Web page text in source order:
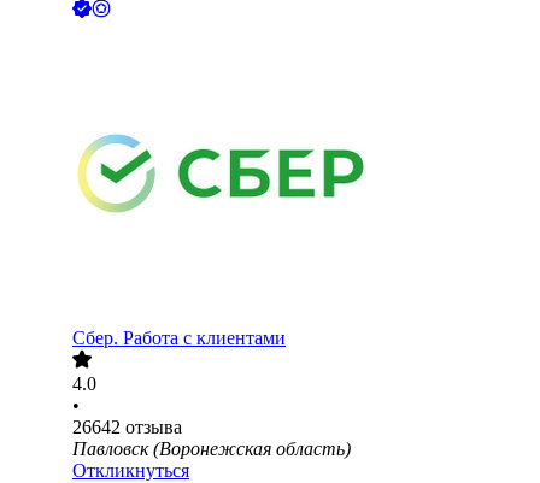
Сбер. Работа с клиентами
4.0
•
26642 отзыва
Павловск (Воронежская область)
Откликнуться